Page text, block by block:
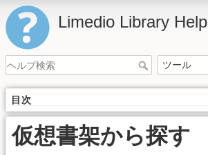
Limedio Library Help
目次
仮想書架から探す